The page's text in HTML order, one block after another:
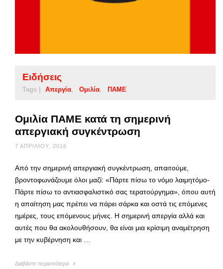
Ειδήσεις
Tags | Απεργία Ομιλία ΠΑΜΕ
Ομιλία ΠΑΜΕ κατά τη σημερινή
απεργιακή συγκέντρωση
7 ΑΠΡΙΛΊΟΥ, 2016
Από την σημερινή απεργιακή συγκέντρωση, απαιτούμε,
βροντοφωνάζουμε όλοι μαζί: «Πάρτε πίσω το νόμο λαιμητόμο-
Πάρτε πίσω το αντιασφαλιστικό σας τερατούργημα», όπου αυτή
η απαίτηση μας πρέπει να πάρει σάρκα και οστά τις επόμενες
ημέρες, τους επόμενους μήνες. Η σημερινή απεργία αλλά και
αυτές που θα ακολουθήσουν, θα είναι μια κρίσιμη αναμέτρηση
με την κυβέρνηση και …
Διαβάστε περισσότερα